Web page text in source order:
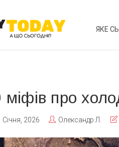
ЯКЕ
міфів про
Січня, 2026 Олександр Л.